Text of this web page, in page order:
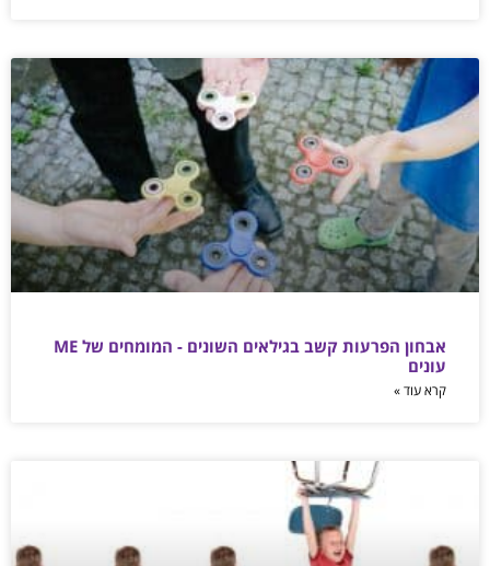
אבחון הפרעות קשב בגילאים השונים - המומחים של ME
עונים
קרא עוד »